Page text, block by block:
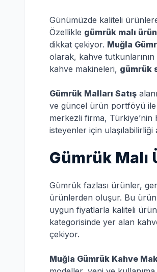
Günümüzde kaliteli
Özellikle gümrük malı
dikkat çekiyor. Muğla
olarak, kahve
kahve makineleri, gümrük
Gümrük Malları Satış
ve güncel ürün portföyü ile
merkezli firma, Türkiye’nin
isteyenler için ulaşılabilirliği
Gümrük Malı
Gümrük fazlası ürünler,
ürünlerden oluşur. Bu
uygun fiyatlarla kaliteli
kategorisinde yer alan
çekiyor.
Muğla Gümrük Kahve